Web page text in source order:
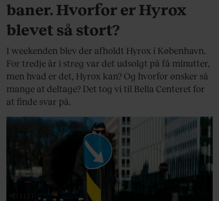
baner. Hvorfor er Hyrox
blevet så stort?
I weekenden blev der afholdt Hyrox i København.
For tredje år i streg var det udsolgt på få minutter,
men hvad er det, Hyrox kan? Og hvorfor ønsker så
mange at deltage? Det tog vi til Bella Centeret for
at finde svar på.
LIVSSTIL